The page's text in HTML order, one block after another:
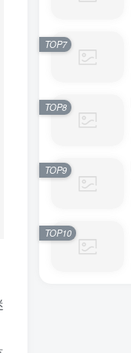
TOP7
TOP8
TOP9
TOP10